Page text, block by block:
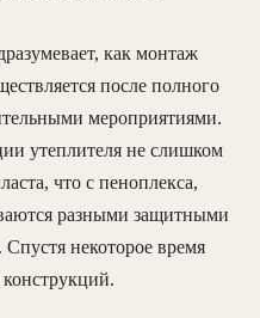
как монтаж
после полного
мероприятиями.
утеплителя не слишком
что с пеноплекса,
разными защитными
некоторое время
конструкций.